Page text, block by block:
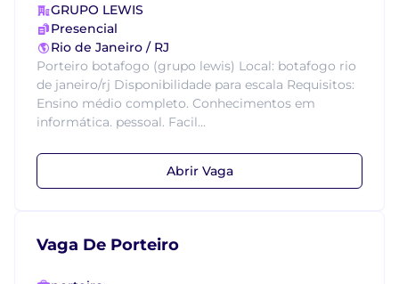
GRUPO LEWIS
Presencial
Rio de Janeiro / RJ
Porteiro botafogo (grupo lewis) Local: botafogo rio
de janeiro/rj Disponibilidade para escala Requisitos:
Ensino médio completo. Conhecimentos em
informática. pessoal. Facil...
Abrir Vaga
Vaga De Porteiro